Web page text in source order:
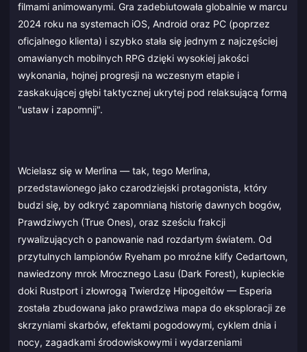
filmami animowanymi. Gra zadebiutowała globalnie w marcu
2024 roku na systemach iOS, Android oraz PC (poprzez
oficjalnego klienta) i szybko stała się jednym z najczęściej
omawianych mobilnych RPG dzięki wysokiej jakości
wykonania, hojnej progresji na wczesnym etapie i
zaskakującej głębi taktycznej ukrytej pod relaksującą formą
"ustaw i zapomnij".
Wcielasz się w Merlina — tak, tego Merlina,
przedstawionego jako czarodziejski protagonista, który
budzi się, by odkryć zapomnianą historię dawnych bogów,
Prawdziwych (True Ones), oraz sześciu frakcji
rywalizujących o panowanie nad rozdartym światem. Od
przytulnych lampionów Ryeham po mroźne klify Cedartown,
nawiedzony mrok Mrocznego Lasu (Dark Forest), kupieckie
doki Rustport i złowrogą Twierdzę Hipogeitów — Esperia
została zbudowana jako prawdziwa mapa do eksploracji ze
skrzyniami skarbów, efektami pogodowymi, cyklem dnia i
nocy, zagadkami środowiskowymi i wydarzeniami